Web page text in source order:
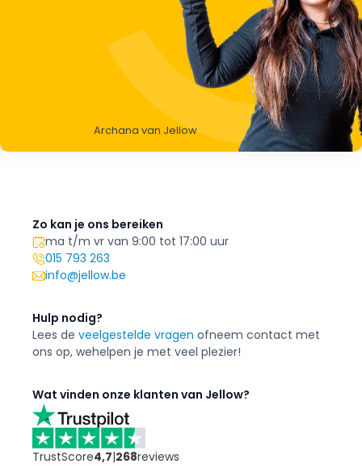
Archana van Jellow
Zo kan je ons bereiken
ma t/m vr van 9:00 tot 17:00 uur
015 793 263
info@jellow.be
Hulp nodig?
Lees de veelgestelde vragen ofneem contact met
ons op, wehelpen je met veel plezier!
Wat vinden onze klanten van Jellow?
TrustScore4,7|268reviews